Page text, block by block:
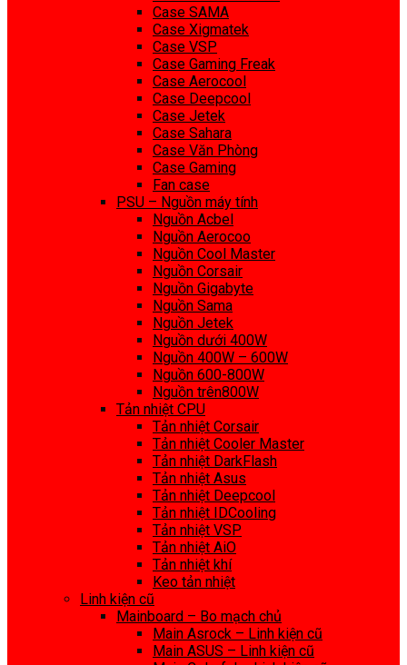
Case SAMA
Case Xigmatek
Case VSP
Case Gaming Freak
Case Aerocool
Case Deepcool
Case Jetek
Case Sahara
Case Văn Phòng
Case Gaming
Fan case
PSU – Nguồn máy tính
Nguồn Acbel
Nguồn Aerocoo
Nguồn Cool Master
Nguồn Corsair
Nguồn Gigabyte
Nguồn Sama
Nguồn Jetek
Nguồn dưới 400W
Nguồn 400W – 600W
Nguồn 600-800W
Nguồn trên800W
Tản nhiệt CPU
Tản nhiệt Corsair
Tản nhiệt Cooler Master
Tản nhiệt DarkFlash
Tản nhiệt Asus
Tản nhiệt Deepcool
Tản nhiệt IDCooling
Tản nhiệt VSP
Tản nhiệt AiO
Tản nhiệt khí
Keo tản nhiệt
Linh kiện cũ
Mainboard – Bo mạch chủ
Main Asrock – Linh kiện cũ
Main ASUS – Linh kiện cũ